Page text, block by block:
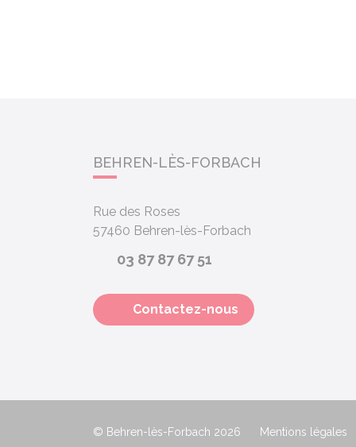
BEHREN-LÈS-FORBACH
Rue des Roses
57460 Behren-lès-Forbach
03 87 87 67 51
Contactez-nous
© Behren-lès-Forbach 2026 Mentions légales